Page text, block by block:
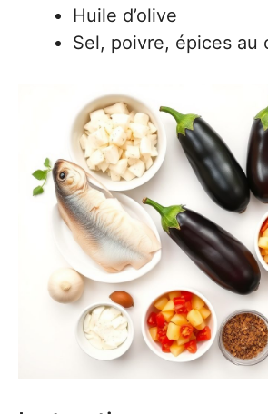
Huile d’olive
Sel, poivre, épices au